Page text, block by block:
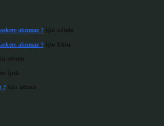
alınmaz ?için admin
alınmaz ?için Ekin
admin
İpek
?için admin